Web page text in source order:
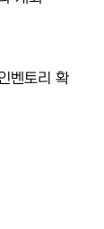
벤토리 확